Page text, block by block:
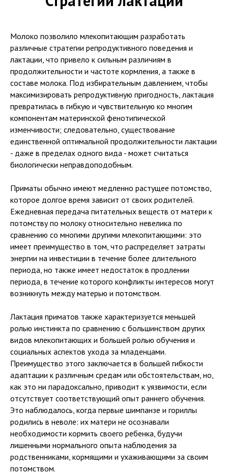
Молоко позволило млекопитающим разработать
различные стратегии репродуктивного поведения и
лактации, что привело к сильным различиям в
продолжительности и частоте кормления, а также в
составе молока. Под избирательным давлением, чтобы
максимизировать репродуктивную пригодность, лактация
превратилась в гибкую и чувствительную ко многим
компонентам материнской фенотипической
изменчивости; следовательно, существование
единственной оптимальной продолжительности лактации
- даже в пределах одного вида - может считаться
биологически неправдоподобным.
Приматы обычно имеют медленно растущее потомство,
которое долгое время зависит от своих родителей.
Ежедневная передача питательных веществ от матери к
потомству по молоку относительно невелика по
сравнению со многими другими млекопитающими: это
имеет преимущество в том, что распределяет затраты
энергии на инвестиции в течение более длительного
периода, но также имеет недостаток в продлении
периода, в течение которого конфликты интересов могут
возникнуть между матерью и потомством.
Лактация приматов также характеризуется меньшей
ролью инстинкта по сравнению с большинством других
видов млекопитающих и большей ролью обучения и
социальных аспектов ухода за младенцами.
Преимущество этого заключается в большей гибкости
адаптации к различным средам или обстоятельствам, но,
как это ни парадоксально, приводит к уязвимости, если
отсутствует соответствующий опыт раннего обучения.
Это наблюдалось, когда первые шимпанзе и гориллы
родились в неволе: их матери не осознавали
необходимости кормить своего ребенка, будучи
лишенными нормального опыта наблюдения за
родственниками, кормящими и ухаживающими за своим
потомством.